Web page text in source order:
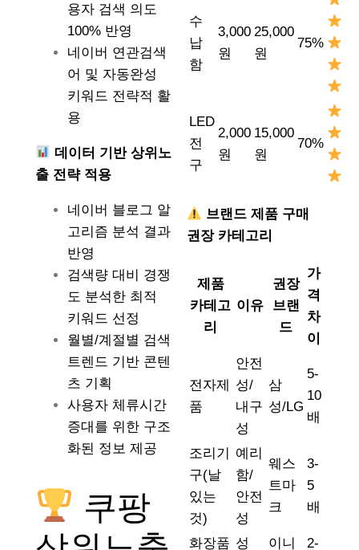
용자 검색 의도
100% 반영
네이버 연관검색
어 및 자동완성
키워드 전략적 활
용
데이터 기반 상위노
출 전략 적용
네이버 블로그 알
고리즘 분석 결과
반영
검색량 대비 경쟁
도 분석한 최적
키워드 선정
월별/계절별 검색
트렌드 기반 콘텐
츠 기획
사용자 체류시간
증대를 위한 구조
화된 정보 제공
쿠팡
수
납
함
3,000
원
25,000
원
75%
LED
전
구
2,000
원
15,000
원
70%
브랜드 제품 구매
권장 카테고리
제품
카테고
리
이유
권장
브랜
드
가
격
차
이
전자제
품
안전
성/
내구
성
삼
성/LG
5-
10
배
조리기
구(날
있는
것)
예리
함/
안전
성
웨스
트마
크
3-
5
배
화장품 성
이니
2-